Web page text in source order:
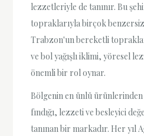
lezzetleriyle de tanınır. Bu
topraklarıyla birçok
Trabzon'un bereketli
ve bol yağışlı iklimi, yöresel
önemli bir rol oynar.
Bölgenin en ünlü
fındığı, lezzeti ve besleyici
tanınan bir markadır. Her yıl